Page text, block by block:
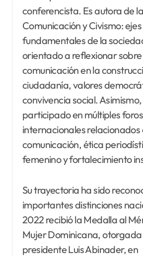
conferencista. Es autora de
Comunicación y Civismo: ejes
fundamentales de la
orientado a reflexionar
comunicación en la
ciudadanía, valores
convivencia social.
participado en múltiples
internacionales relacionados
comunicación, ética
femenino y fortalecimiento
Su trayectoria ha sido
importantes distinciones
2022 recibió la Medalla al
Mujer Dominicana, otorgada
presidente Luis Abinader, en